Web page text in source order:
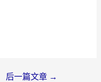
后一篇文章 →